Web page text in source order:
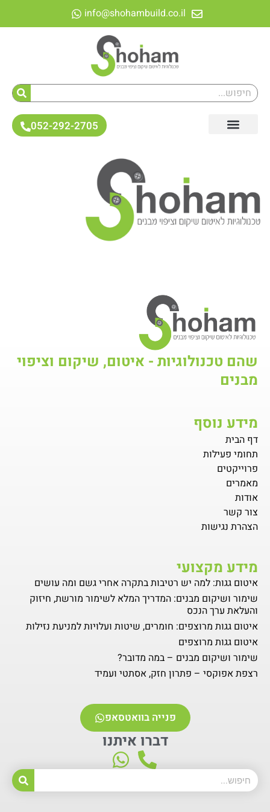
info@shohambuild.co.il
052-292-2705
שהם טכנולוגיות - איטום, שיקום וציפוי
מבנים
מידע נוסף
דף הבית
תחומי פעילות
פרוייקטים
מאמרים
אודות
צור קשר
הצהרת נגישות
מידע מקצועי
איטום גגות: למה יש רטיבות בתקרה אחרי גשם ומה עושים
שימור ושיקום מבנים: המדריך המלא לשימור מורשת, חיזוק
והעלאת ערך הנכס
איטום גגות מרוצפים: חומרים, שיטות ועלויות למניעת נזילות
איטום גגות מרוצפים
שימור ושיקום מבנים – במה מדובר?
רצפת אפוקסי – פתרון חזק, אסתטי ועמיד
פנייה בוואטסאפ
דברו איתנו